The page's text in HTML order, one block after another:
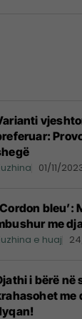
01/11/
bleu’:
me
e huaj
i bërë në
me